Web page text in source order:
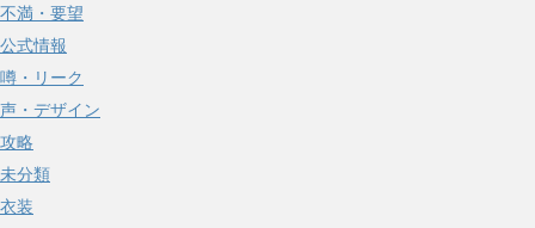
不満・要望
公式情報
噂・リーク
声・デザイン
攻略
未分類
衣装